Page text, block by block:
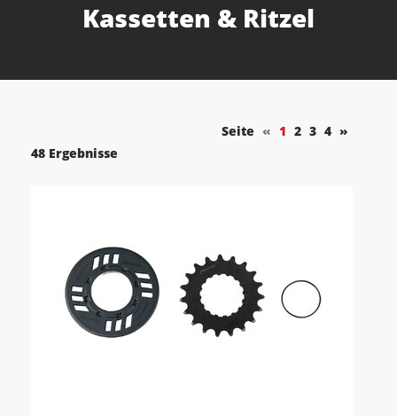
Kassetten & Ritzel
Seite « 1 2 3 4 »
48 Ergebnisse